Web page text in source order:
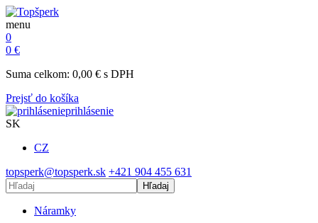
menu
0
0 €
Suma celkom: 0,00 € s DPH
Prejsť do košíka
prihlásenie
SK
CZ
topsperk@topsperk.sk +421 904 455 631
Hľadaj
Náramky